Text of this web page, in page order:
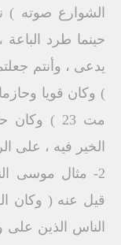
الشوارع صوته )
حينما طرد
) وكان قويا
مت 23 )
الخير فيه ، على
2- مثال موسى
قيل عنه ( وكان